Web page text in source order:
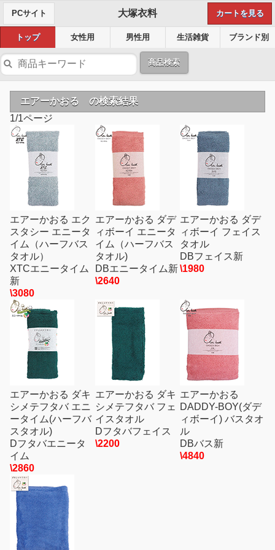
PCサイト 大塚衣料 カートを見る
トップ 女性用 男性用 生活雑貨 ブランド別
商品検索
エアーかおる の検索結果
1/1ページ
エアーかおる エク
スタシー エニータ
イム（ハーフバス
タオル）
XTCエニータイム
新
\3080
エアーかおる ダデ
ィボーイ エニータ
イム（ハーフバス
タオル)
DBエニータイム新
\2640
エアーかおる ダデ
ィボーイ フェイス
タオル
DBフェイス新
\1980
エアーかおる ダキ
シメテフタバ エニ
ータイム(ハーフバ
スタオル)
Dフタバエニータ
イム
\2860
エアーかおる ダキ
シメテフタバ フェ
イスタオル
Dフタバフェイス
\2200
エアーかおる
DADDY-BOY(ダデ
ィボーイ) バスタオ
ル
DBバス新
\4840